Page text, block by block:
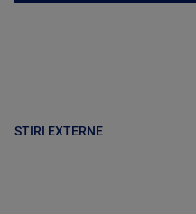
STIRI EXTERNE